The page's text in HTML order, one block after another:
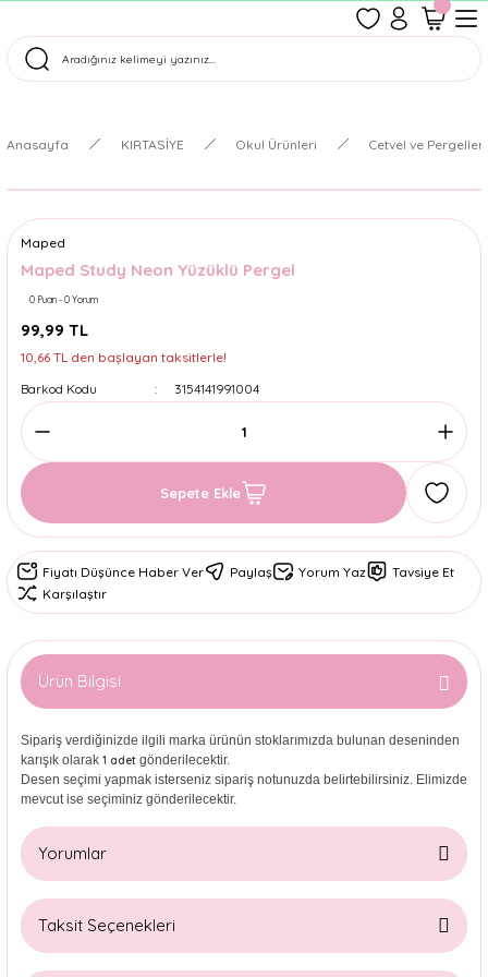
Tüm Siparişler Aynı Gün Kargoda!
Anasayfa KIRTASİYE Okul Ürünleri Cetvel ve Pergeller
Maped
Maped Study Neon Yüzüklü Pergel
0 Puan - 0 Yorum
99,99 TL
10,66 TL den başlayan taksitlerle!
Barkod Kodu
3154141991004
Sepete Ekle
Fiyatı Düşünce Haber Ver Paylaş Yorum Yaz
Tavsiye Et
Karşılaştır
Ürün Bilgisi
Sipariş verdiğinizde ilgili marka ürünün stoklarımızda bulunan deseninden
karışık olarak 1 adet gönderilecektir.
Desen seçimi yapmak isterseniz sipariş notunuzda belirtebilirsiniz. Elimizde
mevcut ise seçiminiz gönderilecektir.
Yorumlar
Taksit Seçenekleri